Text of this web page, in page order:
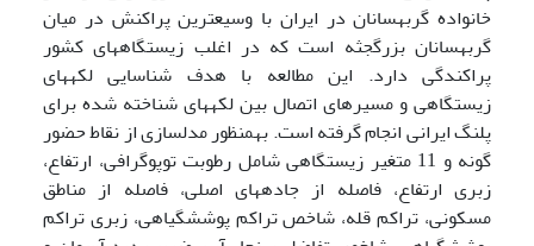
خانواده گربه­سانان در ایران با وسیع­ترین پراکنش در میان
گربه­سانان بزرگ­جثه است که در اغلب زیستگاه­های کشور
پراکندگی دارد. این مطالعه با هدف شناسایی لکه­های
زیستگاهی و مسیرهای اتصال بین لکه­های شناخته شده برای
پلنگ ایرانی انجام گرفته است. به­منظور مدل­سازی از نقاط حضور
گونه و 11 متغیر زیستگاهی شامل رطوبت توپوگرافی، ارتفاع،
زبری ارتفاع، فاصله از جاده­های اصلی، فاصله از مناطق
مسکونی، تراکم قله، شاخص تراکم پوشش­گیاهی، زبری تراکم